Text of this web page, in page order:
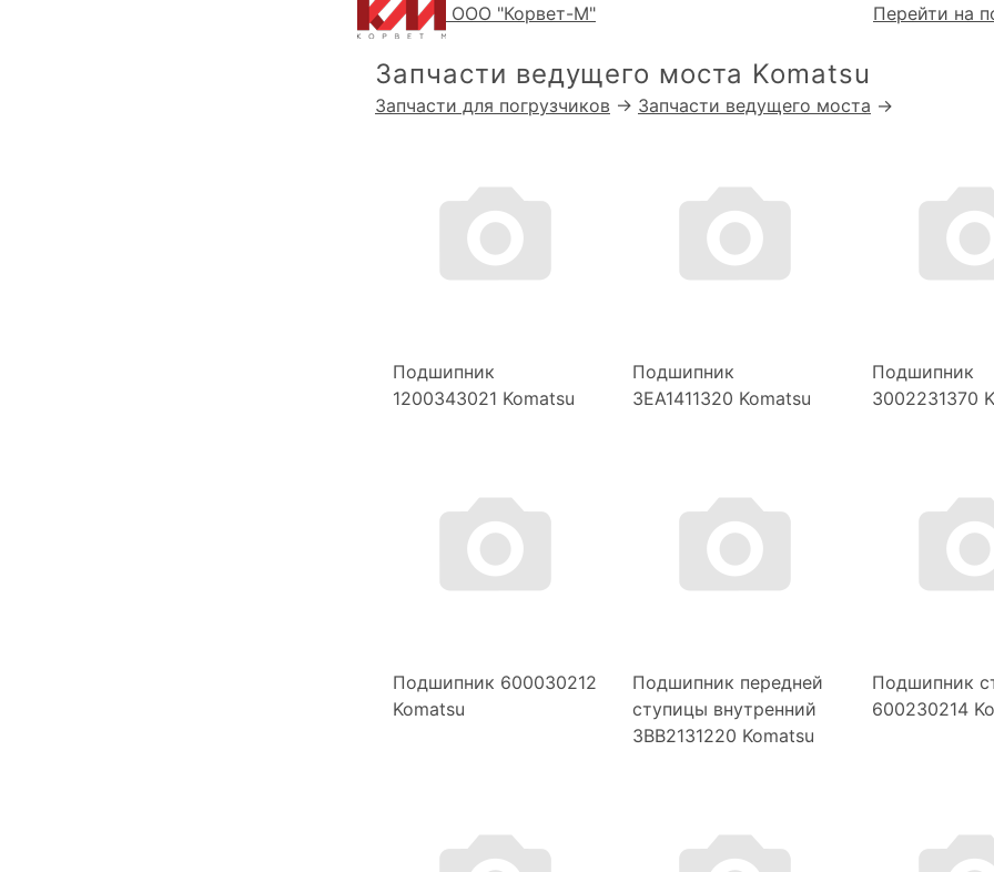
ООО "Корвет-М" Перейти на
Запчасти ведущего моста Komatsu
Запчасти для погрузчиков → Запчасти ведущего моста →
Подшипник
1200343021 Komatsu
Подшипник
3EA1411320 Komatsu
Подшипник
3002231370
Подшипник 600030212
Komatsu
Подшипник передней
ступицы внутренний
3BB2131220 Komatsu
Подшипник
600230214